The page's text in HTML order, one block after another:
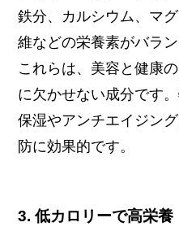
鉄分、カルシウム、マ
維などの栄養素がバラ
これらは、美容と健康
に欠かせない成分です
保湿やアンチエイジン
防に効果的です。
3. 低カロリーで高栄養